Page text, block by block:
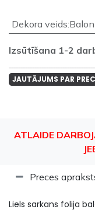
Dekora veids:
Izsūtīšana 1-2
JAUTĀJUMS PAR
ATLAIDE
Preces
Liels sarkans folija